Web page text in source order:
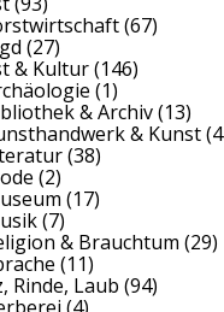
(67)
(27)
& Kultur(146)
(1)
& Archiv(13)
& Kunst
(38)
(2)
(17)
(7)
& Brauchtum (29)
(11)
Rinde, Laub (94)